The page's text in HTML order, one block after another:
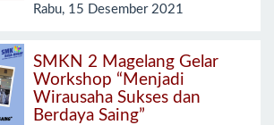
Rabu, 15 Desember 2021
SMKN 2 Magelang Gelar
Workshop “Menjadi
Wirausaha Sukses dan
Berdaya Saing”